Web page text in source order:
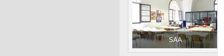
SAA